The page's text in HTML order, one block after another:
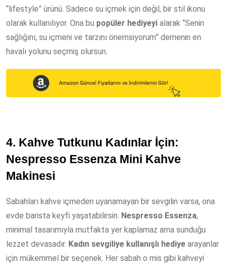
“lifestyle” ürünü. Sadece su içmek için değil, bir stil ikonu
olarak kullanılıyor. Ona bu popüler hediyeyi alarak “Senin
sağlığını, su içmeni ve tarzını önemsiyorum” demenin en
havalı yolunu seçmiş olursun.
4. Kahve Tutkunu Kadınlar İçin:
Nespresso Essenza Mini Kahve
Makinesi
Sabahları kahve içmeden uyanamayan bir sevgilin varsa, ona
evde barista keyfi yaşatabilirsin. Nespresso Essenza,
minimal tasarımıyla mutfakta yer kaplamaz ama sunduğu
lezzet devasadır. Kadın sevgiliye kullanışlı hediye arayanlar
için mükemmel bir seçenek. Her sabah o mis gibi kahveyi